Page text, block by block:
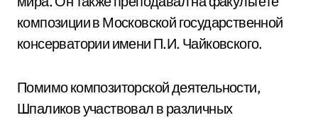
композиции в Московской государственной
консерватории имени П.И. Чайковского.
Помимо композиторской деятельности,
Шпаликов участвовал в различных